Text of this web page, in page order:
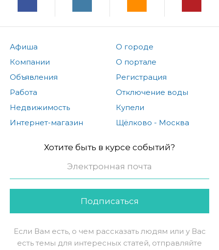
Афиша
Компании
Объявления
Работа
Недвижимость
Интернет-магазин
О городе
О портале
Регистрация
Отключение воды
Купели
Щёлково - Москва
Хотите быть в курсе событий?
Подписаться
Если Вам есть, о чем рассказать людям или у Вас
есть темы для интересных статей, отправляйте